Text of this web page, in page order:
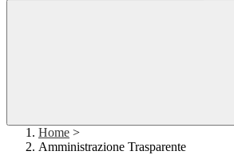
Home >
Amministrazione Trasparente